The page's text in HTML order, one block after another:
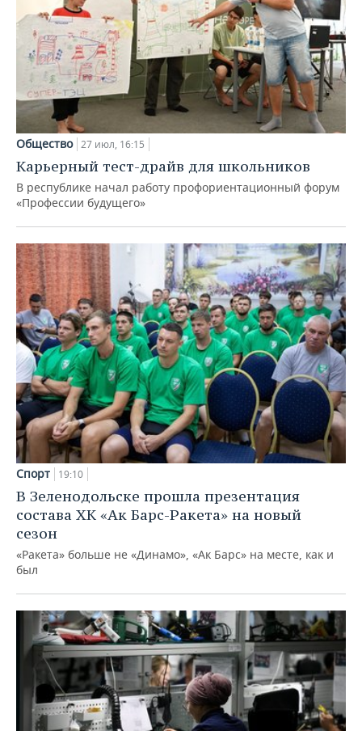
Общество 27 июл, 16:15
Карьерный тест-драйв для школьников
В республике начал работу профориентационный форум
«Профессии будущего»
Спорт 19:10
В Зеленодольске прошла презентация
состава ХК «Ак Барс-Ракета» на новый
сезон
«Ракета» больше не «Динамо», «Ак Барс» на месте, как и
был